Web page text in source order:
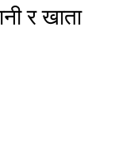
र खाता